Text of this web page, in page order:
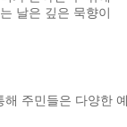
날은 깊은 묵향이
주민들은 다양한